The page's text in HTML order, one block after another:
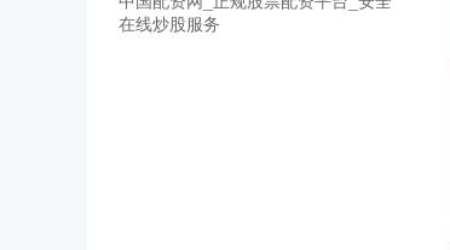
在线炒股服务